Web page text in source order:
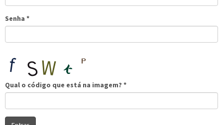
Senha *
Qual o código que está na imagem? *